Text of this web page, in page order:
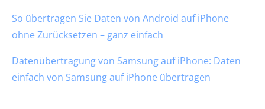
So übertragen Sie Daten von Android auf iPhone
ohne Zurücksetzen – ganz einfach
Datenübertragung von Samsung auf iPhone: Daten
einfach von Samsung auf iPhone übertragen